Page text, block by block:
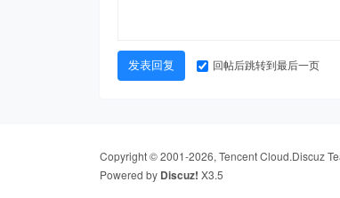
发表回复 回帖后跳转到最后一页
Copyright © 2001-2026, Tencent Cloud.Discuz
Powered by Discuz! X3.5